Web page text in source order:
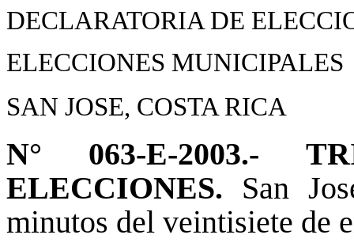
DECLARATORIA DE
ELECCIONES MUNICIPALES
SAN JOSE, COSTA RICA
N° 063-E-2003.-
ELECCIONES. San
minutos del veintisiete de